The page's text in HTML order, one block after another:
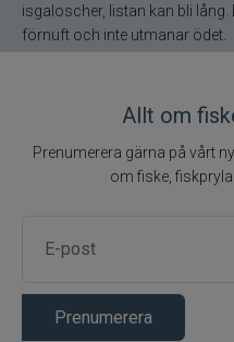
Gunki
IFISH
isgaloscher, listan kan bli
förnuft och inte utmanar ödet.
Allt om
Prenumerera gärna på vårt
om fiske,
Prenumerera